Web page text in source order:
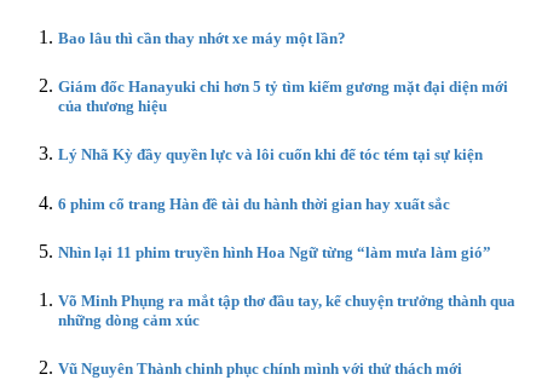
Bao lâu thì cần thay nhớt xe máy một lần?
Giám đốc Hanayuki chi hơn 5 tỷ tìm kiếm gương mặt đại diện mới
của thương hiệu
Lý Nhã Kỳ đầy quyền lực và lôi cuốn khi để tóc tém tại sự kiện
6 phim cổ trang Hàn đề tài du hành thời gian hay xuất sắc
Nhìn lại 11 phim truyền hình Hoa Ngữ từng “làm mưa làm gió”
Võ Minh Phụng ra mắt tập thơ đầu tay, kể chuyện trưởng thành qua
những dòng cảm xúc
Vũ Nguyên Thành chinh phục chính mình với thử thách mới